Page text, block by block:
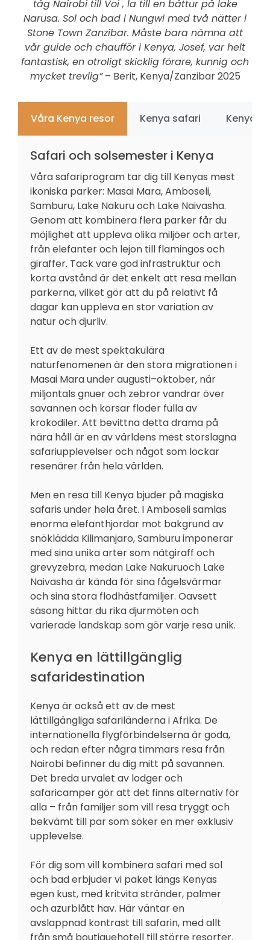
tåg Nairobi till Voi , la till en båttur på lake
Narusa. Sol och bad i Nungwi med två nätter i
Stone Town Zanzibar. Måste bara nämna att
vår guide och chaufför i Kenya, Josef, var helt
fantastisk, en otroligt skicklig förare, kunnig och
mycket trevlig”– Berit, Kenya/Zanzibar 2025
Våra Kenya resor Kenya safari Kenya
Safari och solsemester i Kenya
Våra safariprogram tar dig till Kenyas mest
ikoniska parker: Masai Mara, Amboseli,
Samburu, Lake Nakuru och Lake Naivasha.
Genom att kombinera flera parker får du
möjlighet att uppleva olika miljöer och arter,
från elefanter och lejon till flamingos och
giraffer. Tack vare god infrastruktur och
korta avstånd är det enkelt att resa mellan
parkerna, vilket gör att du på relativt få
dagar kan uppleva en stor variation av
natur och djurliv.
Ett av de mest spektakulära
naturfenomenen är den stora migrationen i
Masai Mara under augusti–oktober, när
miljontals gnuer och zebror vandrar över
savannen och korsar floder fulla av
krokodiler. Att bevittna detta drama på
nära håll är en av världens mest storslagna
safariupplevelser och något som lockar
resenärer från hela världen.
Men en resa till Kenya bjuder på magiska
safaris under hela året. I Amboseli samlas
enorma elefanthjordar mot bakgrund av
snöklädda Kilimanjaro, Samburu imponerar
med sina unika arter som nätgiraff och
grevyzebra, medan Lake Nakuruoch Lake
Naivasha är kända för sina fågelsvärmar
och sina stora flodhästfamiljer. Oavsett
säsong hittar du rika djurmöten och
varierade landskap som gör varje resa unik.
Kenya en lättillgänglig
safaridestination
Kenya är också ett av de mest
lättillgängliga safariländerna i Afrika. De
internationella flygförbindelserna är goda,
och redan efter några timmars resa från
Nairobi befinner du dig mitt på savannen.
Det breda urvalet av lodger och
safaricamper gör att det finns alternativ för
alla – från familjer som vill resa tryggt och
bekvämt till par som söker en mer exklusiv
upplevelse.
För dig som vill kombinera safari med sol
och bad erbjuder vi paket längs Kenyas
egen kust, med kritvita stränder, palmer
och azurblått hav. Här väntar en
avslappnad kontrast till safarin, med allt